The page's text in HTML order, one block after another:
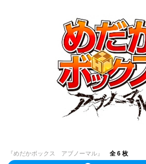
『めだかボックス アブノーマル』 全 6 枚